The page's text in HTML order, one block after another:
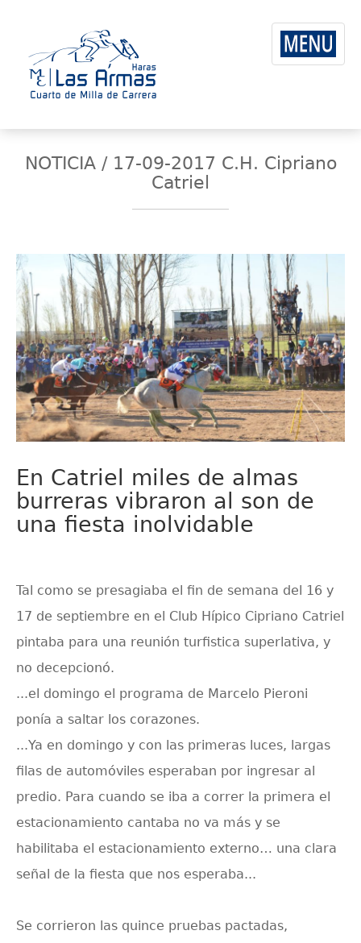
NOTICIA / 17-09-2017 C.H. Cipriano
Catriel
En Catriel miles de almas
burreras vibraron al son de
una fiesta inolvidable
Tal como se presagiaba el fin de semana del 16 y
17 de septiembre en el Club Hípico Cipriano Catriel
pintaba para una reunión turfistica superlativa, y
no decepcionó.
...el domingo el programa de Marcelo Pieroni
ponía a saltar los corazones.
...Ya en domingo y con las primeras luces, largas
filas de automóviles esperaban por ingresar al
predio. Para cuando se iba a correr la primera el
estacionamiento cantaba no va más y se
habilitaba el estacionamiento externo… una clara
señal de la fiesta que nos esperaba...
Se corrieron las quince pruebas pactadas,